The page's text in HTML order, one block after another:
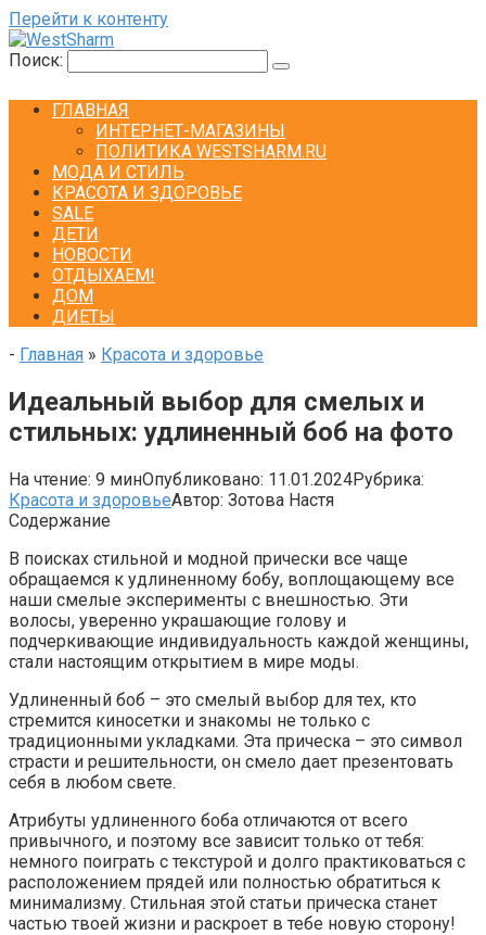
Перейти к контенту
Поиск:
ГЛАВНАЯ
ИНТЕРНЕТ-МАГАЗИНЫ
ПОЛИТИКА WESTSHARM.RU
МОДА И СТИЛЬ
КРАСОТА И ЗДОРОВЬЕ
SALE
ДЕТИ
НОВОСТИ
ОТДЫХАЕМ!
ДОМ
ДИЕТЫ
- Главная » Красота и здоровье
Идеальный выбор для смелых и
стильных: удлиненный боб на фото
На чтение: 9 минОпубликовано: 11.01.2024Рубрика:
Красота и здоровьеАвтор: Зотова Настя
Содержание
В поисках стильной и модной прически все чаще
обращаемся к удлиненному бобу, воплощающему все
наши смелые эксперименты с внешностью. Эти
волосы, уверенно украшающие голову и
подчеркивающие индивидуальность каждой женщины,
стали настоящим открытием в мире моды.
Удлиненный боб – это смелый выбор для тех, кто
стремится киносетки и знакомы не только с
традиционными укладками. Эта прическа – это символ
страсти и решительности, он смело дает презентовать
себя в любом свете.
Атрибуты удлиненного боба отличаются от всего
привычного, и поэтому все зависит только от тебя:
немного поиграть с текстурой и долго практиковаться с
расположением прядей или полностью обратиться к
минимализму. Стильная этой статьи прическа станет
частью твоей жизни и раскроет в тебе новую сторону!